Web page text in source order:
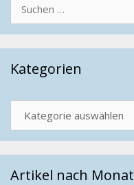
nach:
Kategorien
Artikel nach Monat